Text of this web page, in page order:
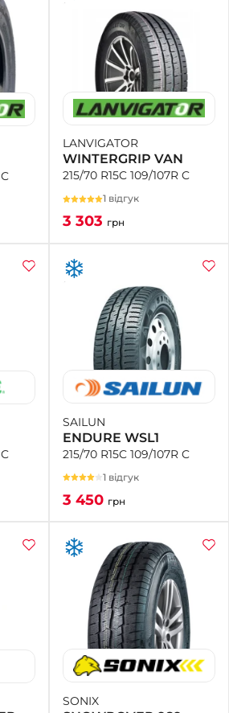
LANVIGATOR
WINTERGRIP VAN
215/70 R15C 109/107R C
1 відгук
3 303 грн
SAILUN
ENDURE WSL1
215/70 R15C 109/107R C
1 відгук
3 450 грн
SONIX